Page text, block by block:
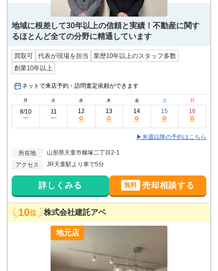
地域に根差して30年以上の信頼と実績！不動産に関す
るほとんど全ての分野に精通しています
買取可 代表が現場を担当
業歴10年以上のスタッフ多数
創業10年以上
ネットで来店予約・訪問査定依頼ができます
月 火 水 木 金 土 日
8/10
ー
11
ー
12
○
13
○
14
○
15
○
16
○
▶来週以降の予約はこちら
所在地
山形県天童市糠塚二丁目2-1
アクセス
JR天童駅より車で5分
詳しくみる 無料 売却相談する
10位 株式会社建託アベ
地元店